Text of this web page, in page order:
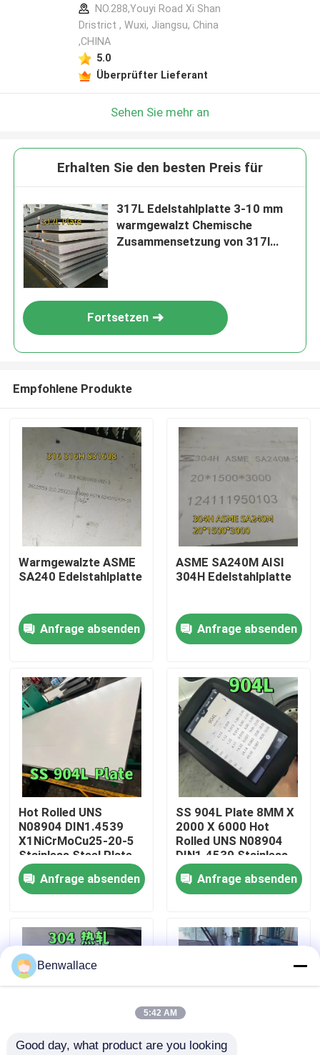
Zu Hause
Produkte
Über uns
Werksbesichtigung
Qualitätskontrolle
Neuigkeiten
Bitte um ein Angebot
NO.288,Youyi Road Xi Shan
Dristrict , Wuxi, Jiangsu, China
,CHINA
5.0
Überprüfter Lieferant
Sehen Sie mehr an
Erhalten Sie den besten Preis für
317L Edelstahlplatte 3-10 mm
warmgewalzt Chemische
Zusammensetzung von 317l
Fortsetzen
Empfohlene Produkte
Warmgewalzte ASME
SA240 Edelstahlplatte
Anfrage absenden
ASME SA240M AISI
304H Edelstahlplatte
Anfrage absenden
Hot Rolled UNS
N08904 DIN1.4539
X1NiCrMoCu25-20-5
Stainless Steel Plate
10MM SS 904L Plate
Anfrage absenden
SS 904L Plate 8MM X
2000 X 6000 Hot
Rolled UNS N08904
DIN1.4539 Stainless
Steel Plate
Anfrage absenden
Benwallace
5:42 AM
Good day, what product are you looking